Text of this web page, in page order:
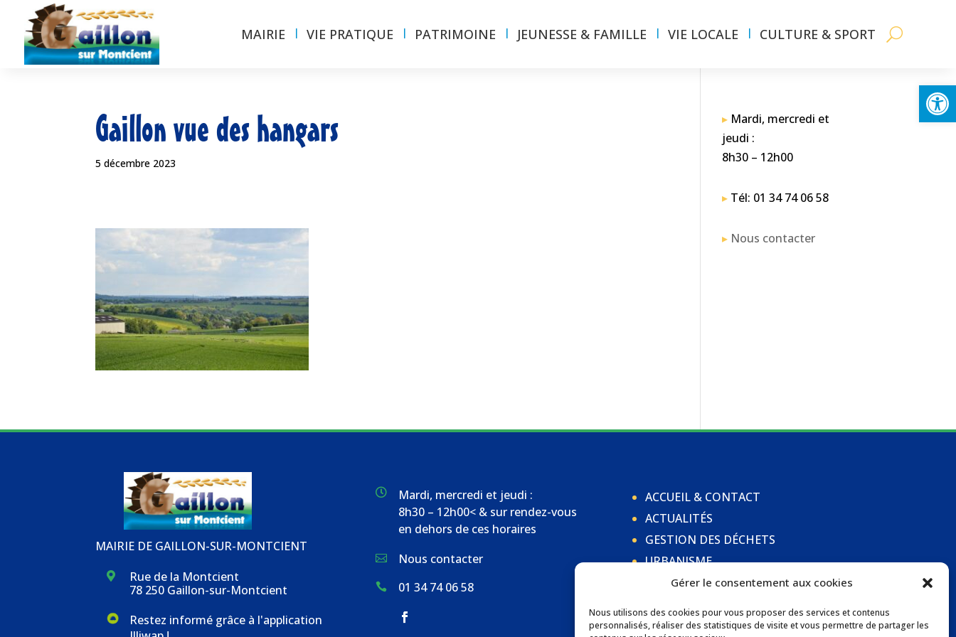
Ouvrir
Gérer le consentement aux cookies
Nous utilisons des cookies pour vous proposer des services et contenus
personnalisés, réaliser des statistiques de visite et vous permettre de partager les
MAIRIE VIE PRATIQUE PATRIMOINE JEUNESSE & FAMILLE VIE LOCALE CULTURE & SPORT
Gaillon vue des hangars
5 décembre 2023
▸ Mardi, mercredi et
jeudi :
8h30 – 12h00
▸ Tél: 01 34 74 06 58
▸ Nous contacter
MAIRIE DE GAILLON-SUR-MONTCIENT

Rue de la Montcient
78 250 Gaillon-sur-Montcient
Restez informé grâce à l'application

Mardi, mercredi et jeudi :
8h30 – 12h00< & sur rendez-vous
en dehors de ces horaires
 Nous contacter
 01 34 74 06 58
ACCUEIL & CONTACT
ACTUALITÉS
GESTION DES DÉCHETS
URBANISME
COMMUNICATIONS DE LA MAIRIE